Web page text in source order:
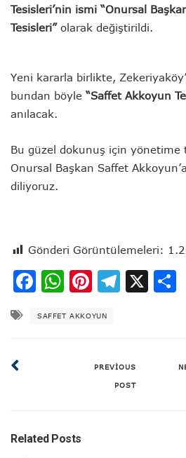
Tesisleri’nin ismi “Onursal
Tesisleri”olarak değiştirildi.
Yeni kararla birlikte,
bundan böyle “Saffet Akkoyun
anılacak.
Bu güzel dokunuş için yönetime
Onursal Başkan Saffet
diliyoruz.
Gönderi Görüntülemeleri:
Facebook
WhatsApp
Pinterest
X
SAFFET AKKOYUN
PREVIOUS
POST
Related Posts